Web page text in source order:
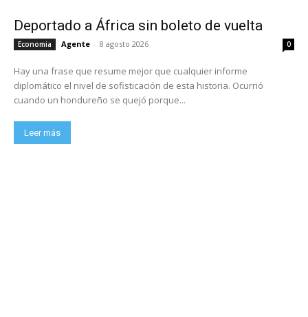
Deportado a África sin boleto de vuelta
Economia Agente - 8 agosto 2026 0
Hay una frase que resume mejor que cualquier informe
diplomático el nivel de sofisticación de esta historia. Ocurrió
cuando un hondureño se quejó porque...
Leer más